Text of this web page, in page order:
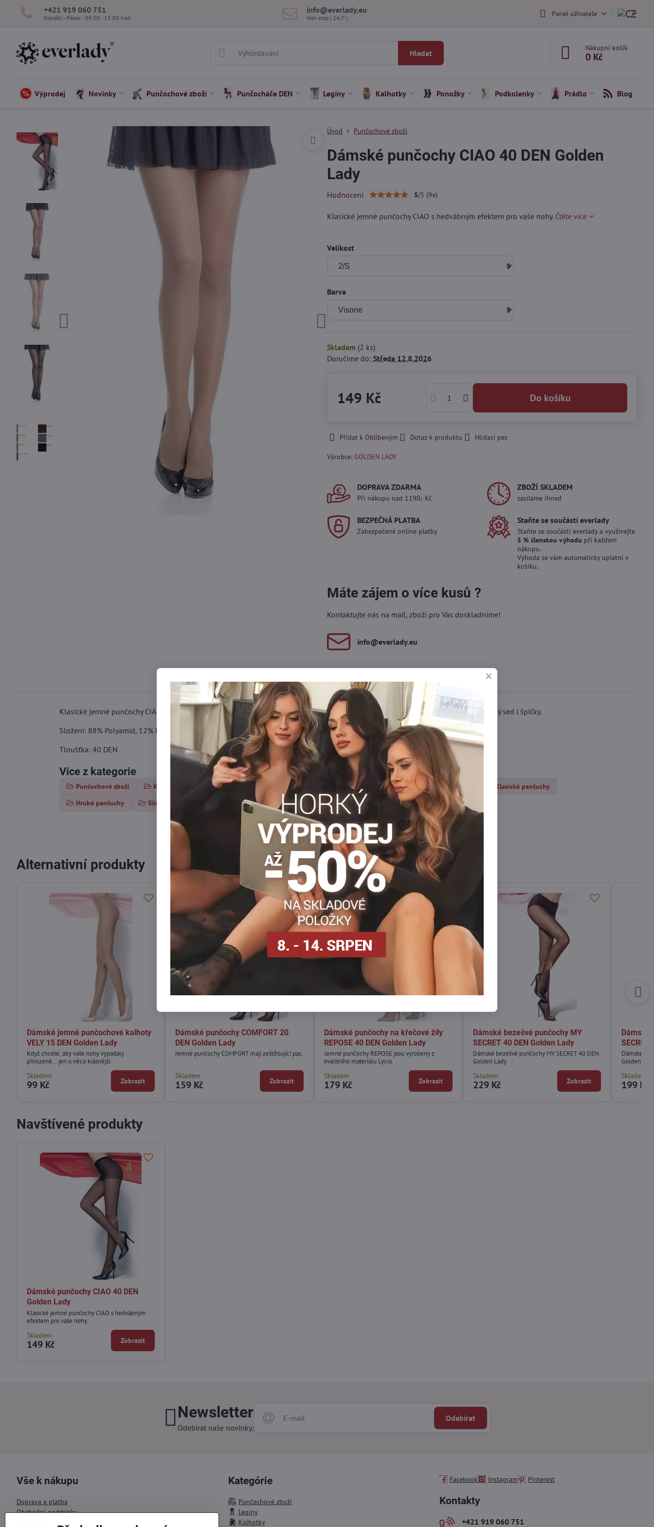
+421 919 060 751
Pondělí - Pátek : 09:00 - 15:00 hod.
info​@everlady​.eu
Non stop ( 24/7 ) Panel uživatele
Hledat
Nákupní košík
0 Kč
Výprodej Novinky Punčochové zboží Punčocháče DEN Legíny Kalhotky Ponožky Podkolenky Prádlo Blog
Úvod Punčochové zboží
Dámské punčochy CIAO 40 DEN Golden
Lady
Hodnocení 5/5 (9x)
Klasické jemné punčochy CIAO s hedvábným efektem pro vaše nohy. Čtěte více
Velikost
Barva
Skladem (2 ks)
Doručíme do: Středa 12.8.2026
149 Kč Do košíku
Přidat k Oblíbeným Dotaz k produktu Hlídací pes
Výrobce: GOLDEN LADY
DOPRAVA ZDARMA
Při nákupu nad 1190,- Kč
ZBOŽÍ SKLADEM
zasíláme ihned
BEZPEČNÁ PLATBA
Zabezpečené online platby
Staňte se součástí everlady
Staňte se součástí everlady a využívejte
5 % členskou výhodu při každém
nákupu.
Výhoda se vám automaticky uplatní v
košíku.
Máte zájem o více kusů ?
Kontaktujte nás na mail, zboží pro Vás doskladníme!
info​@everlady​.eu
Klasické jemné punčochy CIAO s hedvábným efektem pro vaše nohy. Vhodné pro každodenní nošení do práce. Punčochy mají zesílený sed i špičky.
Složení: 88% Polyamid, 12% Elastan
Tloušťka: 40 DEN
Více z kategorie
Punčochové zboží Klasické punčochy Hrubé punčochy Punčocháče 30-40 DEN Dámské punčocháče DEN
Klasické pančuchy
Hrubé pančuchy
Silonky 30-40 DEN
FacebookTwitter BlueskyPinterestReddit LinkedInWhatsApp
E-
mail
Alternativní produkty
Dámské jemné punčochové kalhoty
VELY 15 DEN Golden Lady
Když chcete, aby vaše nohy vypadaly
přirozeně… jen o něco krásnější.
Skladem
99 Kč Zobrazit
Dámské punčochy COMFORT 20
DEN Golden Lady
Jemné punčochy COMFORT mají zeštíhlující pas.
Skladem
159 Kč Zobrazit
Dámské punčochy na křečové žíly
REPOSE 40 DEN Golden Lady
Jemné punčochy REPOSE jsou vyrobeny z
kvalitního materiálu Lycra.
Skladem
179 Kč Zobrazit
Dámské bezešvé punčochy MY
SECRET 40 DEN Golden Lady
Dámské bezešvé punčochy MY SECRET 40 DEN
Golden Lady
Skladem
229 Kč Zobrazit
Dámské
SECRET
Dámské
Golden
Skladem
199 Kč
Navštívené produkty
Dámské punčochy CIAO 40 DEN
Golden Lady
Klasické jemné punčochy CIAO s hedvábným
efektem pro vaše nohy.
Skladem
149 Kč Zobrazit
Newsletter
Odebírat naše novinky:
Odebírat
Vše k nákupu
Doprava a platba
Obchodní podmínky
Kategórie
Punčochové zboží
Legíny
Kalhotky
Facebook Instagram Pinterest
Kontakty
+421 919 060 751